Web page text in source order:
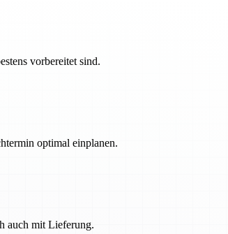
vorbereitet sind.
optimal einplanen.
auch mit Lieferung.